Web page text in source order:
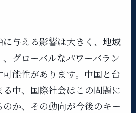
与える影響は大きく、地域
グローバルなパワーバラン
能性があります。中国と台
中、国際社会はこの問題に
か、その動向が今後のキー